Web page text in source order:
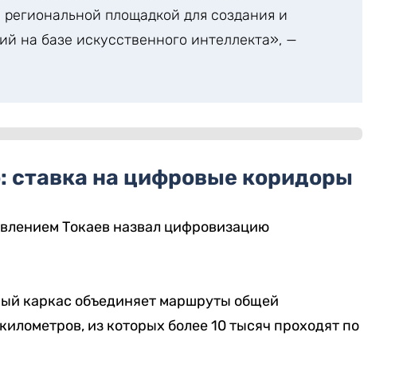
площадкой для создания и
на базе искусственного интеллекта», —
ставка на цифровые коридоры
Токаев назвал цифровизацию
каркас объединяет маршруты общей
из которых более 10 тысяч проходят по